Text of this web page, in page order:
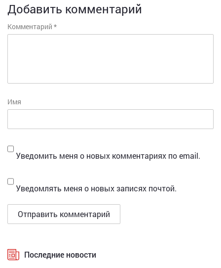
Добавить комментарий
Комментарий *
Имя
Уведомить меня о новых комментариях по email.
Уведомлять меня о новых записях почтой.
Последние новости